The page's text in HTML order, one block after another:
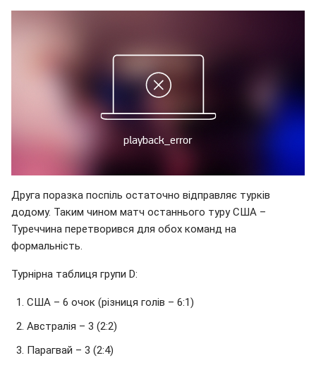
Друга поразка поспіль остаточно відправляє турків
додому. Таким чином матч останнього туру США –
Туреччина перетворився для обох команд на
формальність.
Турнірна таблиця групи D:
США – 6 очок (різниця голів – 6:1)
Австралія – 3 (2:2)
Парагвай – 3 (2:4)